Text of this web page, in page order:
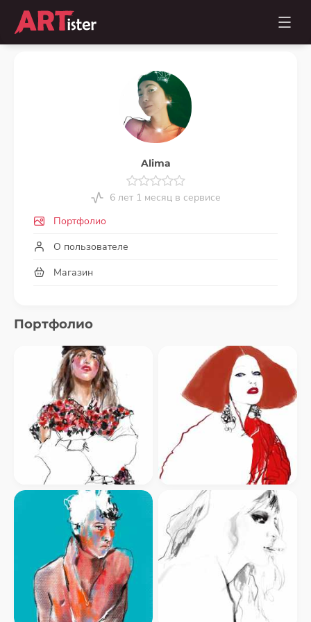
Alima
6 лет 1 месяц в сервисе
Портфолио
О пользователе
Магазин
Портфолио